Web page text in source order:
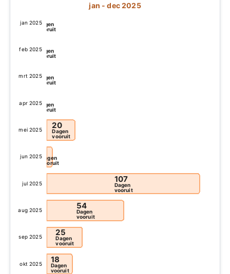
Dagen
vooruit
Dagen
vooruit
0
Dagen
vooruit
Dagen
vooruit
20
Dagen
vooruit
4
Dagen
vooruit
107
Dagen
vooruit
54
Dagen
vooruit
25
Dagen
vooruit
18
Dagen
vooruit
jan 2025
feb 2025
mrt 2025
apr 2025
mei 2025
jun 2025
jul 2025
aug 2025
sep 2025
okt 2025
jan - dec 2025